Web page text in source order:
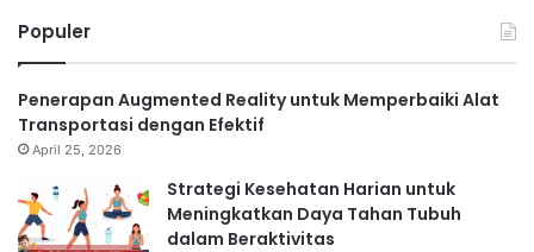
Populer
Penerapan Augmented Reality untuk Memperbaiki Alat
Transportasi dengan Efektif
April 25, 2026
Strategi Kesehatan Harian untuk
Meningkatkan Daya Tahan Tubuh
dalam Beraktivitas